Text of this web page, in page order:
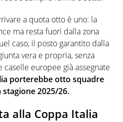
a quota otto è uno: la
ma resta fuori dalla zona
caso, il posto garantito dalla
vera e propria, senza
europee già assegnate
porterebbe otto squadre
2025/26.
alla Coppa Italia